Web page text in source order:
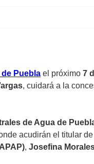
Puebla el próximo 7
, cuidará a la
de Agua de
acudirán el titular de
, Josefina